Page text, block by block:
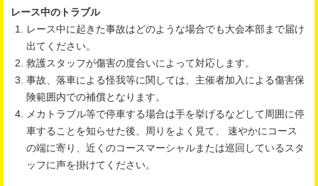
レース中のトラブル
レース中に起きた事故はどのような場合でも大会本部まで届け
出てください。
救護スタッフが傷害の度合いによって対応します。
事故、落車による怪我等に関しては、主催者加入による傷害保
険範囲内での補償となります。
メカトラブル等で停車する場合は手を挙げるなどして周囲に停
車することを知らせた後、周りをよく見て、 速やかにコース
の端に寄り、近くのコースマーシャルまたは巡回しているスタ
ッフに声を掛けてください。